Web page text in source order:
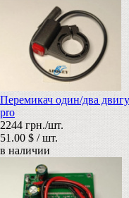
Перемикач один/два
pro
2244 грн./шт.
51.00 $ / шт.
в наличии